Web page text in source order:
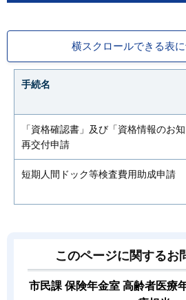
横スクロールできる表
手続名
「資格確認書」及び「資格情報のお知
再交付申請
短期人間ドック等検査費用助成申請
このページに関するお
市民課 保険年金室 高齢者医療